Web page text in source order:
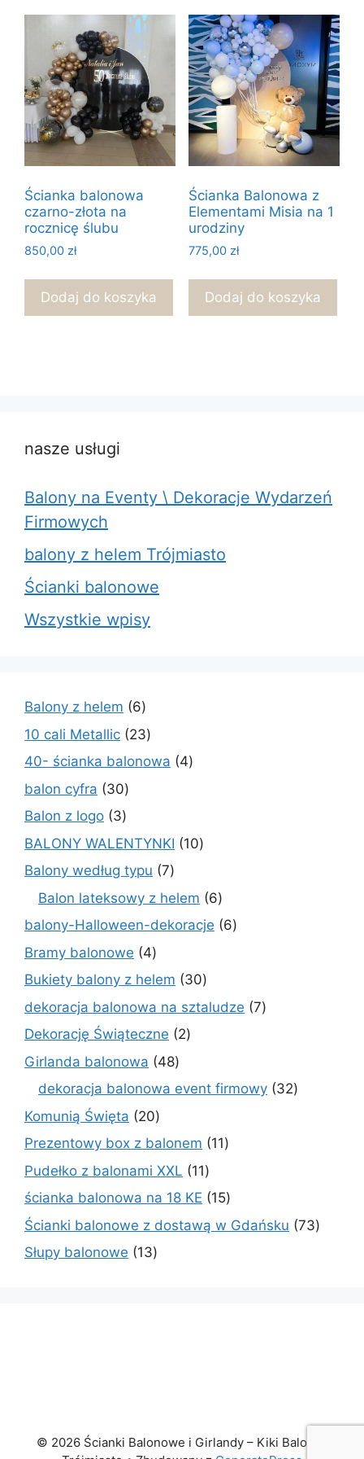
Ścianka balonowa
czarno-złota na
rocznicę ślubu
850,00 zł
Dodaj do koszyka
Ścianka Balonowa z
Elementami Misia na 1
urodziny
775,00 zł
Dodaj do koszyka
nasze usługi
Balony na Eventy \ Dekoracje Wydarzeń
Firmowych
balony z helem Trójmiasto
Ścianki balonowe
Wszystkie wpisy
Balony z helem 66
produktów
10 cali Metallic 2323
produkty
40- ścianka balonowa 44
balon cyfra 3030
produktów
Balon z logo 33
produkty
BALONY WALENTYNKI 1010
Balony według typu 77
produktów
Balon lateksowy z helem 66
produktów
balony-Halloween-dekoracje 66
Bramy balonowe 44
produkty
Bukiety balony z helem 3030
produktów
dekoracja balonowa na sztaludze 77
Dekorację Świąteczne 22
Girlanda balonowa 4848
produktów
dekoracja balonowa event firmowy 3232
Komunią Święta 2020
produktów
Prezentowy box z balonem 1111
Pudełko z balonami XXL 1111
produktów
ścianka balonowa na 18 KE 1515
produktów
Ścianki balonowe z dostawą w Gdańsku 7373
Słupy balonowe 1313
© 2026 Ścianki Balonowe i Girlandy – Kiki Baloniki